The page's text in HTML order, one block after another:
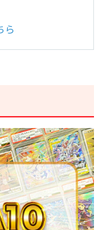
ら